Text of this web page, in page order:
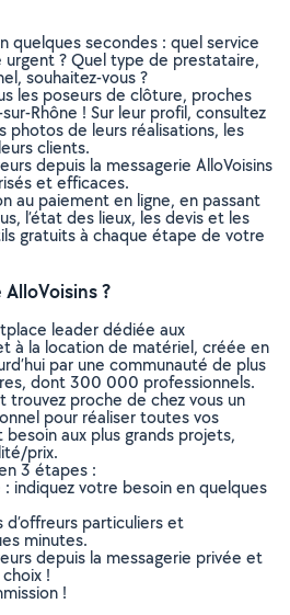
quelques secondes : quel service
urgent ? Quel type de prestataire,
souhaitez-vous ?
les poseurs de clôture, proches
Rhône ! Sur leur profil, consultez
photos de leurs réalisations, les
clients.
depuis la messagerie AlloVoisins
et efficaces.
au paiement en ligne, en passant
l’état des lieux, les devis et les
gratuits à chaque étape de votre
?
leader dédiée aux
à la location de matériel, créée en
par une communauté de plus
dont 300 000 professionnels.
trouvez proche de chez vous un
pour réaliser toutes vos
aux plus grands projets,
prix.
3 étapes :
indiquez votre besoin en quelques
d’offreurs particuliers et
minutes.
depuis la messagerie privée et
!
!